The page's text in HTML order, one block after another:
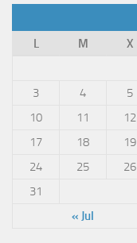
L
M X
« Jul
3
4 5
10
11 12
17
18 19
24
25 26
31